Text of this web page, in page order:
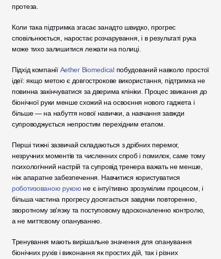
протеза.
Коли така підтримка згасає занадто швидко, прогрес
сповільнюється, наростає розчарування, і в результаті рука
може тихо залишитися лежати на полиці.
Підхід компанії Aether Biomedical побудований навколо простої
ідеї: якщо метою є довгострокове використання, підтримка не
повинна закінчуватися за дверима клініки. Процес звикання до
біонічної руки менше схожий на освоєння нового гаджета і
більше — на набуття нової навички, а навчання завжди
супроводжується непростим перехідним етапом.
Перші тижні зазвичай складаються з дрібних перемог,
незручних моментів та численних спроб і помилок, саме тому
психологічний настрій та супровід тренера важать не менше,
роботизованою рукою не є інтуїтивно зрозумілим процесом, і
більша частина прогресу досягається завдяки повторенню,
зворотному зв'язку та поступовому вдосконаленню контролю,
а не миттєвому опануванню.
Тренування мають вирішальне значення для опанування
біонічних рухів і виконання як простих дій, так і різних